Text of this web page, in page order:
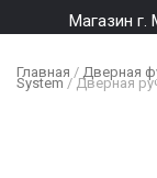
Магазин г.
Главная / Дверная
System / Дверная